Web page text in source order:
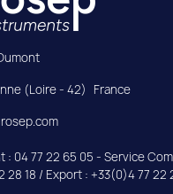
(Loire - 42)
France
: 04 77 22 65 05 - Service
28 18 / Export : +33(0)4 77 22